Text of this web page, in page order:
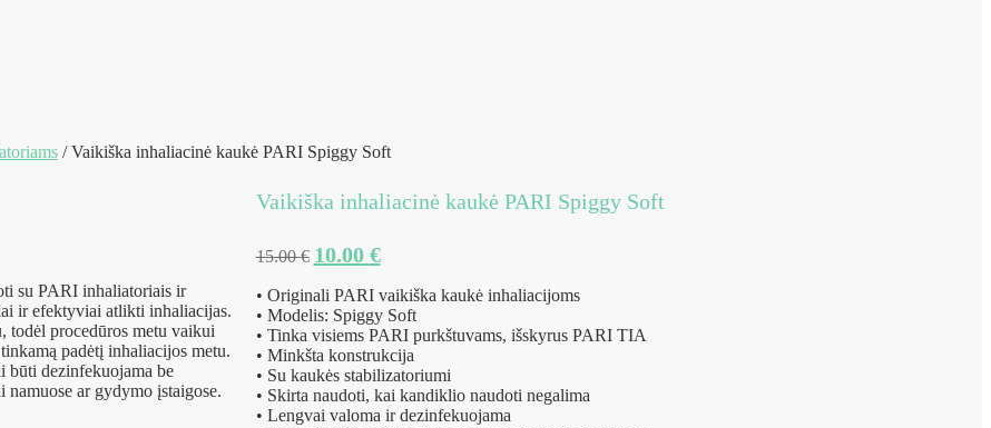
/ Vaikiška inhaliacinė kaukė PARI Spiggy Soft
Vaikiška inhaliacinė kaukė PARI Spiggy Soft
15.00€ Original
price
was:
15.00 €.
10.00 €Current
price
is:
10.00 €.
• Originali PARI vaikiška kaukė inhaliacijoms
• Modelis: Spiggy Soft
• Tinka visiems PARI purkštuvams, išskyrus PARI TIA
• Minkšta konstrukcija
• Su kaukės stabilizatoriumi
• Skirta naudoti, kai kandiklio naudoti negalima
• Lengvai valoma ir dezinfekuojama
su PARI inhaliatoriais ir
ir efektyviai atlikti inhaliacijas.
todėl procedūros metu vaikui
padėtį inhaliacijos metu.
būti dezinfekuojama be
ar gydymo įstaigose.